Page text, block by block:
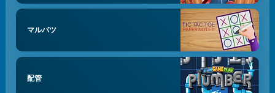
マルバツ
配管